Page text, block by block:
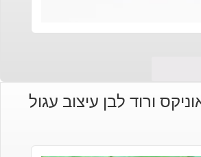
ורוד לבן עיצוב עגול